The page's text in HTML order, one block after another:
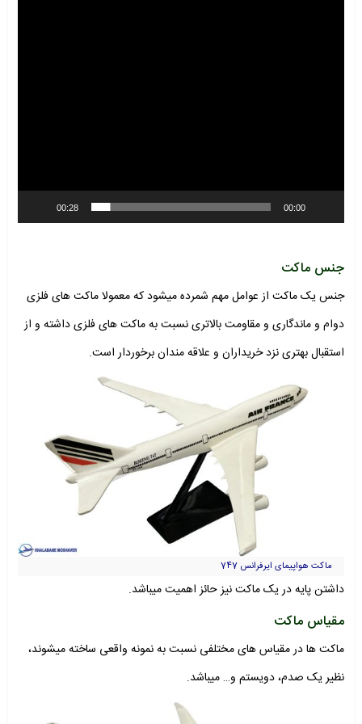
00:00
00:28
جنس ماکت
جنس یک ماکت از عوامل مهم شمرده میشود که معمولا ماکت های فلزی
دوام و ماندگاری و مقاومت بالاتری نسبت به ماکت های فلزی داشته و از
استقبال بهتری نزد خریداران و علاقه مندان برخوردار است.
ماکت هواپیمای ایرفرانس 747
داشتن پایه در یک ماکت نیز حائز اهمیت میباشد.
مقیاس ماکت
ماکت ها در مقیاس های مختلفی نسبت به نمونه واقعی ساخته میشوند،
نظیر یک صدم، دویستم و… میباشد.